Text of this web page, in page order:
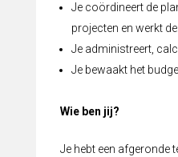
Je coördineert de
projecten en werkt
Je administreert,
Je bewaakt het
Wie ben jij?
Je hebt een afgeronde